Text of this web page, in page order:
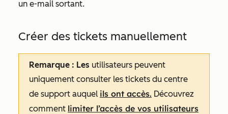
un e-mail sortant.
Créer des tickets manuellement
Remarque : Les utilisateurs peuvent
uniquement consulter les tickets du centre
de support auquel ils ont accès. Découvrez
comment limiter l’accès de vos utilisateurs